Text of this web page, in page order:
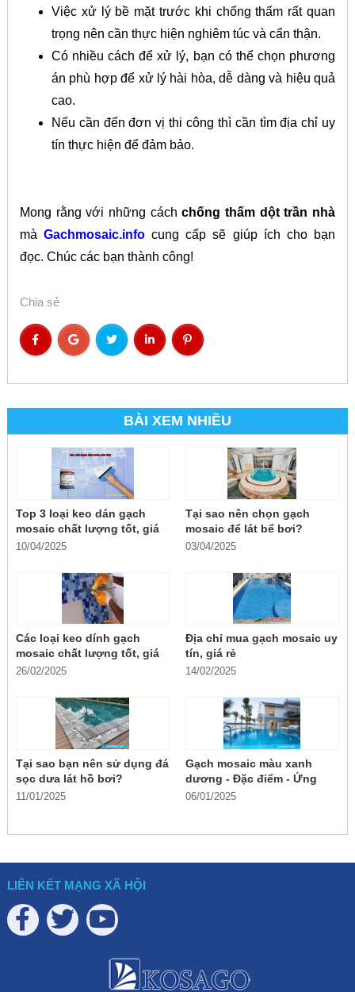
Việc xử lý bề mặt trước khi chống thấm rất quan
trọng nên cần thực hiện nghiêm túc và cẩn thận.
Có nhiều cách để xử lý, bạn có thể chọn phương
án phù hợp để xử lý hài hòa, dễ dàng và hiệu quả
cao.
Nếu cần đến đơn vị thi công thì cần tìm địa chỉ uy
tín thực hiện để đảm bảo.
Mong rằng với những cáchchống thấm dột trần nhà
màGachmosaic.info cung cấp sẽ giúp ích cho bạn
đọc. Chúc các bạn thành công!
Chia sẻ
BÀI XEM NHIỀU
Top 3 loại keo dán gạch
mosaic chất lượng tốt, giá
rẻ
10/04/2025
Tại sao nên chọn gạch
mosaic để lát bể bơi?
03/04/2025
Các loại keo dính gạch
mosaic chất lượng tốt, giá
rẻ
26/02/2025
Địa chỉ mua gạch mosaic uy
tín, giá rẻ
14/02/2025
Tại sao bạn nên sử dụng đá
sọc dưa lát hồ bơi?
11/01/2025
Gạch mosaic màu xanh
dương - Đặc điểm - Ứng
dụng
06/01/2025
LIÊN KẾT MẠNG XÃ HỘI